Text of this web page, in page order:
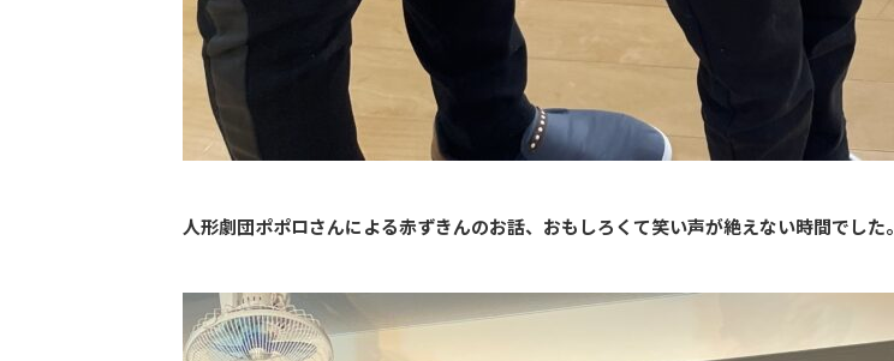
人形劇団ポポロさんによる赤ずきんのお話、おもしろくて笑い声が絶えない時間でした。